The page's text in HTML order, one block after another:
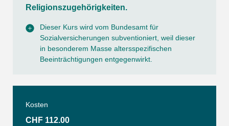
Religionszugehörigkeiten.
Dieser Kurs wird vom Bundesamt für
Sozialversicherungen subventioniert, weil dieser
in besonderem Masse altersspezifischen
Beeinträchtigungen entgegenwirkt.
Kosten
CHF 112.00